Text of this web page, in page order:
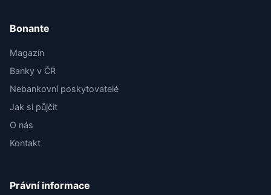
Bonante
Magazín
Banky v ČR
Nebankovní poskytovatelé
Jak si půjčit
O nás
Kontakt
Právní informace